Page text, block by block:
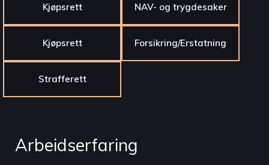
Kjøpsrett NAV- og trygdesaker
Kjøpsrett Forsikring/Erstatning
Strafferett
Arbeidserfaring